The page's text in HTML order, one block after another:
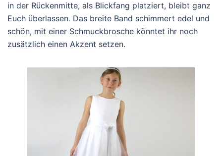
in der Rückenmitte, als Blickfang platziert, bleibt ganz
Euch überlassen. Das breite Band schimmert edel und
schön, mit einer Schmuckbrosche könntet ihr noch
zusätzlich einen Akzent setzen.